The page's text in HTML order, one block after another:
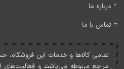
درباره ما
تماس با ما
تمامی کالاها و خدمات اين فروشگاه،
مراجع مربوطه می‌باشند و فعاليت‌های